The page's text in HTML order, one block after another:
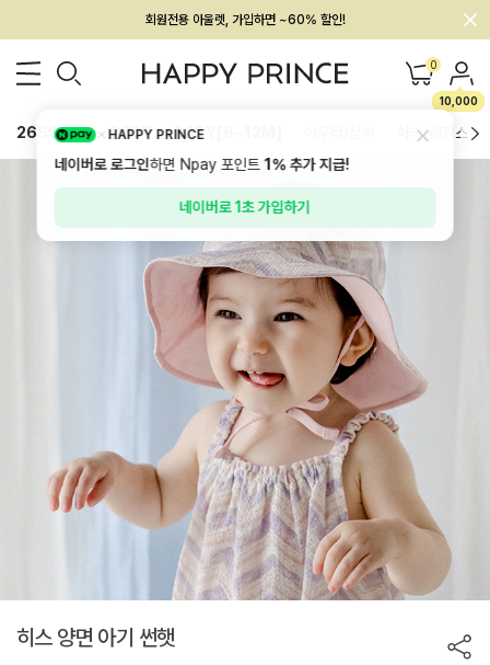
회원전용 아울렛, 가입하면 ~60% 할인!
멤버십 최대 28,000원 혜택 0
10,000
26SS 신상 BEST BABY[6~12M] 하의/레깅스
히스 양면 아기 썬햇
HAPPY PRINCE
네이버로 로그인하면 Npay 포인트1%추가 지급!
네이버로 1초 가입하기